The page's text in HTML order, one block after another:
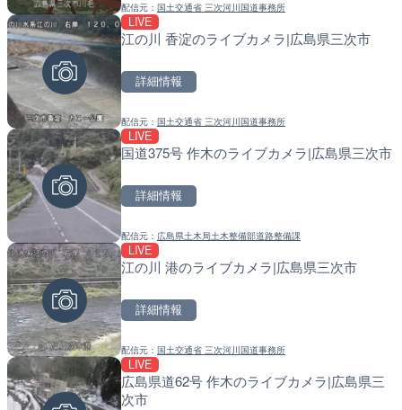
配信元：国土交通省 三次河川国道事務所
LIVE
江の川 香淀のライブカメラ|広島県三次市
詳細情報
配信元：国土交通省 三次河川国道事務所
LIVE
国道375号 作木のライブカメラ|広島県三次市
詳細情報
配信元： 広島県土木局土木整備部道路整備課
LIVE
江の川 港のライブカメラ|広島県三次市
詳細情報
配信元：国土交通省 三次河川国道事務所
LIVE
広島県道62号 作木のライブカメラ|広島県三
次市
配信元：長野県庁
ごろごろ茶屋のライブカ
配信元：天川村役場
淡路島モンキーセンター
配信元：淡路ザル
錦川 錦帯橋(錦帯橋のう飼
配信元：アイ・キャン制作G
熊谷花火大会のライブカ
配信元：福岡県庁県土整備部河川課
常呂川 鹿ノ子ダムのライ
配信元：国土交通省 北海道開発局
天塩川 岩尾内ダムのライ
配信元：国土交通省 北海道開発局
東京都品川区南大井のラ
配信元：東京都品川区南大井ライブカメ
道の駅さがのせきのライ